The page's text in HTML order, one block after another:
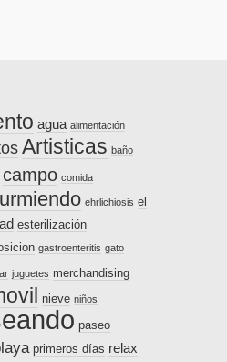
agua alimentación
Artisticas baño
campo comida
ehrlichiosis el
esterilización
gastroenteritis gato
juguetes merchandising
nieve niños
paseo
primeros días relax